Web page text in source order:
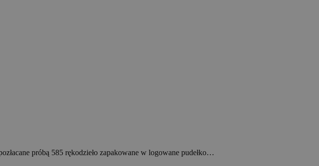
próbą 585 rękodzieło zapakowane w logowane pudełko…